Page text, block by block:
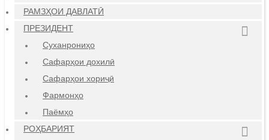
РАМЗҲОИ ДАВЛАТӢ
ПРЕЗИДЕНТ
Суханрониҳо
Сафарҳои дохилӣ
Сафарҳои хориҷӣ
Фармонҳо
Паёмҳо
РОҲБАРИЯТ